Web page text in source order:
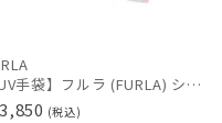
【UV手袋】フルラ (FURLA) ショート ＵＶ手袋 ベア 指無し
(税込)